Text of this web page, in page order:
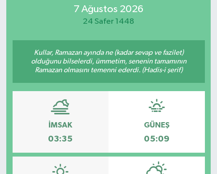
7 Ağustos 2026
24 Safer 1448
Kullar, Ramazan ayında ne (kadar sevap ve fazilet)
olduğunu bilselerdi, ümmetim, senenin tamamının
Ramazan olmasını temenni ederdi. (Hadis-i şerif)
İMSAK
03:35
GÜNEŞ
05:09